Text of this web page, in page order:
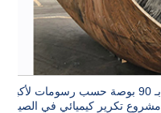
أكواع مواسير ASTM A234 WPB-W بـ 90 بوصة حسب رسومات لأكبر
مشروع تكرير كيميائي في الصين